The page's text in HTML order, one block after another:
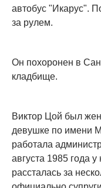
автобус "Икарус".
за рулем.
Он похоронен в
кладбище.
Виктор Цой был
девушке по имени
работала
августа 1985 года
рассталась за